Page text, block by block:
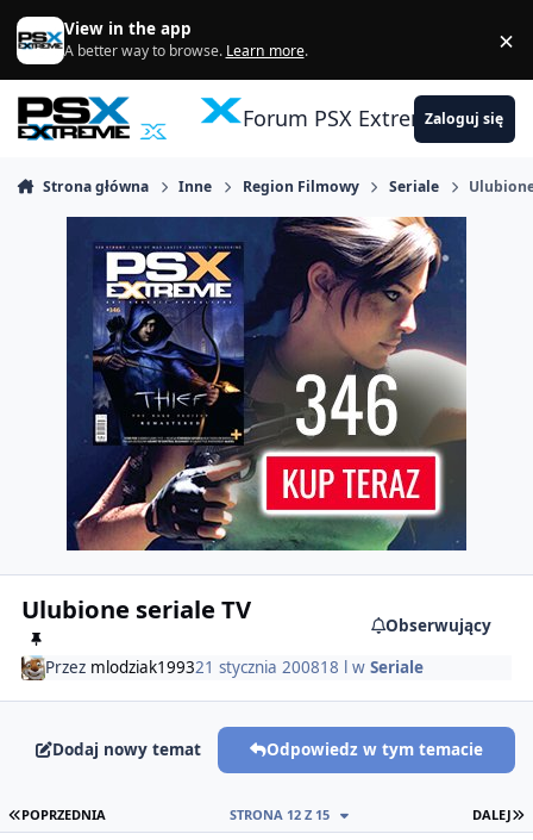
Skocz do zawartości
View in the app
A better way to browse. Learn more. ×
Forum PSX ExtremeZaloguj się
Strona główna Inne Region Filmowy Seriale
Ulubione seriale TV
Obserwujący
Przez mlodziak199321 stycznia 200818 l w Seriale
Dodaj nowy temat Odpowiedz w tym temacie
PIERWSZA STRONA
POPRZEDNIA DALEJ
STRONA 12 Z 15